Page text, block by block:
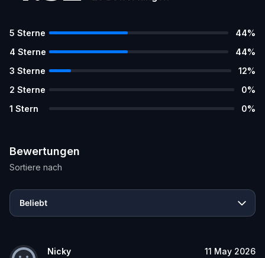
5 Sterne 44%
4 Sterne 44%
3 Sterne 12%
2 Sterne 0%
1 Stern 0%
Bewertungen
Sortiere nach
Beliebt
Nicky 11 May 2026